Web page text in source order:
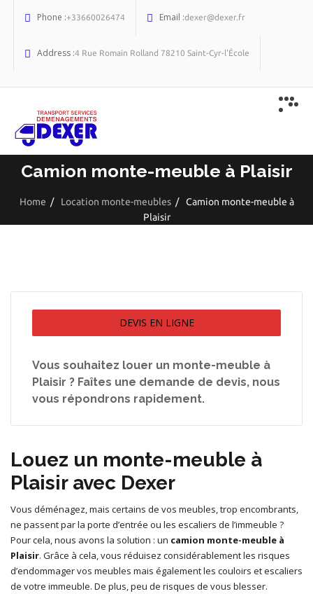
Phone :+33660026474 Email :dexer@dexer.fr
Address :4 Rue Romain Rolland 78210 Saint-Cyr-l'École
Camion monte-meuble à Plaisir
Home / Location monte-meubles /
Camion monte-meuble à
Plaisir
DEVIS EN LIGNE
Vous souhaitez louer un monte-meuble à
Plaisir ? Faîtes une demande de devis, nous
vous répondrons rapidement.
Louez un monte-meuble à
Plaisir avec Dexer
Vous déménagez, mais certains de vos meubles, trop encombrants,
ne passent par la porte d’entrée ou les escaliers de l’immeuble ?
Pour cela, nous avons la solution : un camion monte-meuble à
Plaisir. Grâce à cela, vous réduisez considérablement les risques
d’endommager vos meubles mais également les couloirs et escaliers
de votre immeuble. De plus, peu de risques de vous blesser.